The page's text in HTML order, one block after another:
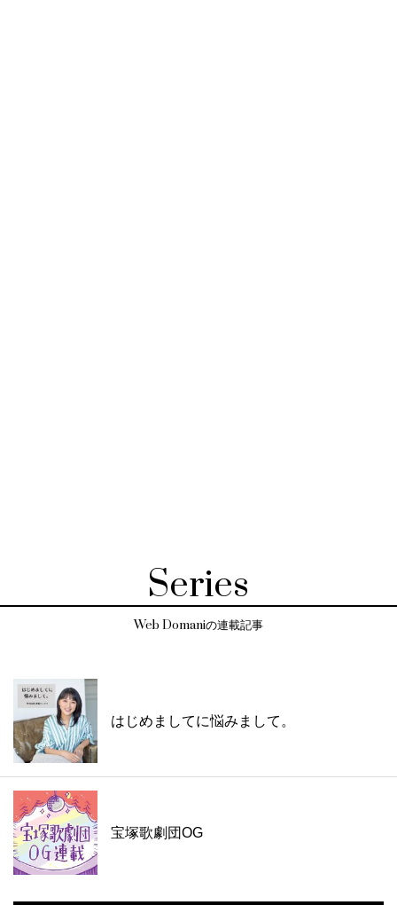
Series
Web Domaniの連載記事
はじめましてに悩みまして。
宝塚歌劇団OG